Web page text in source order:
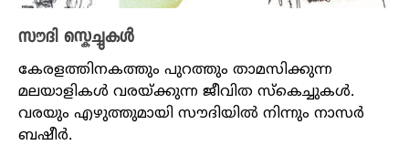
സൗദി സ്കെച്ചുകൾ
കേരളത്തിനകത്തും പുറത്തും താമസിക്കുന്ന
മലയാളികൾ വരയ്ക്കുന്ന ജീവിത സ്കെച്ചുകൾ.
വരയും എഴുത്തുമായി സൗദിയിൽ നിന്നും നാസർ
ബഷീർ.